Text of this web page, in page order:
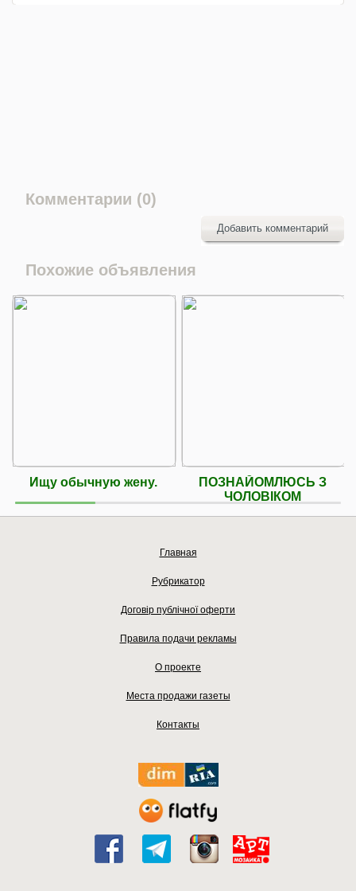
Комментарии (0)
Добавить комментарий
Похожие объявления
Ищу обычную жену.
ПОЗНАЙОМЛЮСЬ З
ЧОЛОВІКОМ
Главная
Рубрикатор
Договір публічної оферти
Правила подачи рекламы
О проекте
Места продажи газеты
Контакты